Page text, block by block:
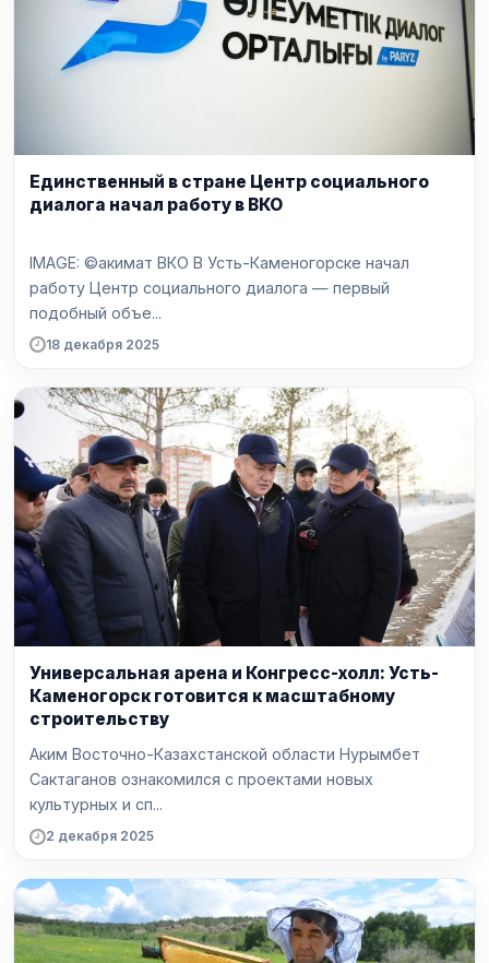
Единственный в стране Центр социального
диалога начал работу в ВКО
IMAGE: ©акимат ВКО В Усть-Каменогорске начал
работу Центр социального диалога — первый
подобный объе...
18 декабря 2025
Универсальная арена и Конгресс-холл: Усть-
Каменогорск готовится к масштабному
строительству
Аким Восточно-Казахстанской области Нурымбет
Сактаганов ознакомился с проектами новых
культурных и сп...
2 декабря 2025